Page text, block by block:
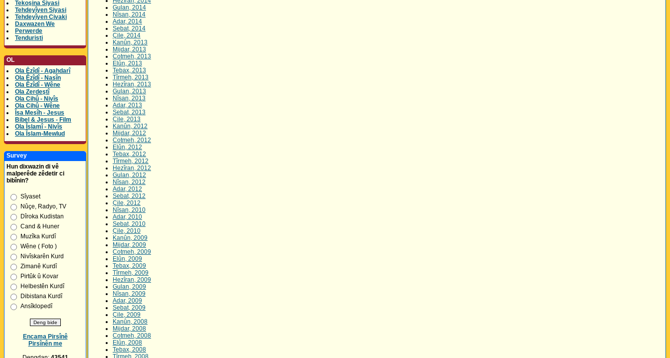
Tekoşina Siyasi
Tehdeyîyen Siyasi
Tehdeyîyen Civaki
Daxwazen We
Perwerde
Tenduristi
OL
Ola Êzîdî - Agahdarî
Ola Êzîdî - Nasîn
Ola Êzîdî - Wêne
Ola Zerdeştî
Ola Cihû - Nivîs
Ola Cihû - Wêne
Îsa Mesîh - Jesus
Bibel & Jesus - Film
Ola Îslamî - Nivîs
Ola Îslam-Mewlud
Survey
Hun dixwazin di vê
malperêde zêdetir ci
bibînin?
Sîyaset
Nûçe, Radyo, TV
Dîroka Kudistan
Cand & Huner
Muzîka Kurdî
Wêne ( Foto )
Nivîskarên Kurd
Zimanê Kurdî
Pirtûk û Kovar
Helbestên Kurdî
Dibistana Kurdî
Ansîklopedî
Encama Pirsînê
Pirsînên me
Gulan, 2014
Nîsan, 2014
Adar, 2014
Sebat, 2014
Çile, 2014
Kanûn, 2013
Mijdar, 2013
Cotmeh, 2013
Elûn, 2013
Tebax, 2013
Tîrmeh, 2013
Hezîran, 2013
Gulan, 2013
Nîsan, 2013
Adar, 2013
Sebat, 2013
Çile, 2013
Kanûn, 2012
Mijdar, 2012
Cotmeh, 2012
Elûn, 2012
Tebax, 2012
Tîrmeh, 2012
Hezîran, 2012
Gulan, 2012
Nîsan, 2012
Adar, 2012
Sebat, 2012
Çile, 2012
Nîsan, 2010
Adar, 2010
Sebat, 2010
Çile, 2010
Kanûn, 2009
Mijdar, 2009
Cotmeh, 2009
Elûn, 2009
Tebax, 2009
Tîrmeh, 2009
Hezîran, 2009
Gulan, 2009
Nîsan, 2009
Adar, 2009
Sebat, 2009
Çile, 2009
Kanûn, 2008
Mijdar, 2008
Cotmeh, 2008
Elûn, 2008
Tebax, 2008
Tîrmeh, 2008